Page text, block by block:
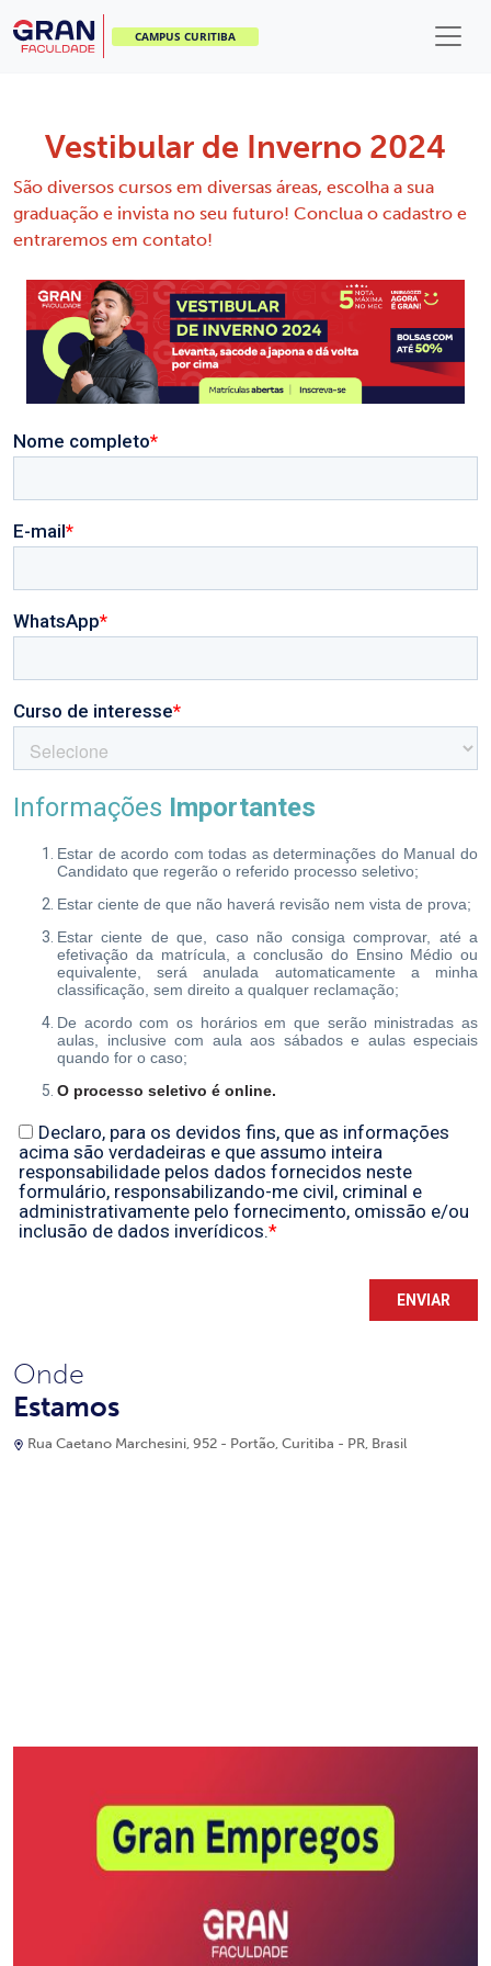
CAMPUS CURITIBA
Vestibular de Inverno 2024
São diversos cursos em diversas áreas, escolha a sua
graduação e invista no seu futuro! Conclua o cadastro e
entraremos em contato!
Onde
Estamos
Rua Caetano Marchesini, 952 - Portão, Curitiba - PR, Brasil